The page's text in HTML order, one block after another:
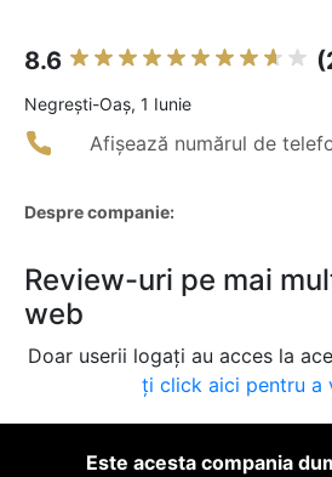
8.6
Negreşti-Oaş, 1 Iunie
Afișează numărul de
Despre companie:
Review-uri pe mai
web
Doar userii logați au acces la
ți click aici pentru a
Este acesta compania